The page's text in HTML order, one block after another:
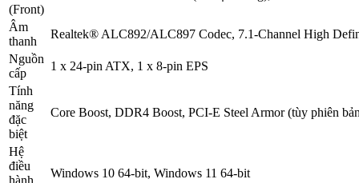
(Front)
Âm
thanh
Realtek® ALC892/ALC897 Codec, 7.1-Channel High
Nguồn
cấp
1 x 24-pin ATX, 1 x 8-pin EPS
Tính
năng
đặc
biệt
Core Boost, DDR4 Boost, PCI-E Steel Armor (tùy phiên
Hệ
điều
hành
Windows 10 64-bit, Windows 11 64-bit